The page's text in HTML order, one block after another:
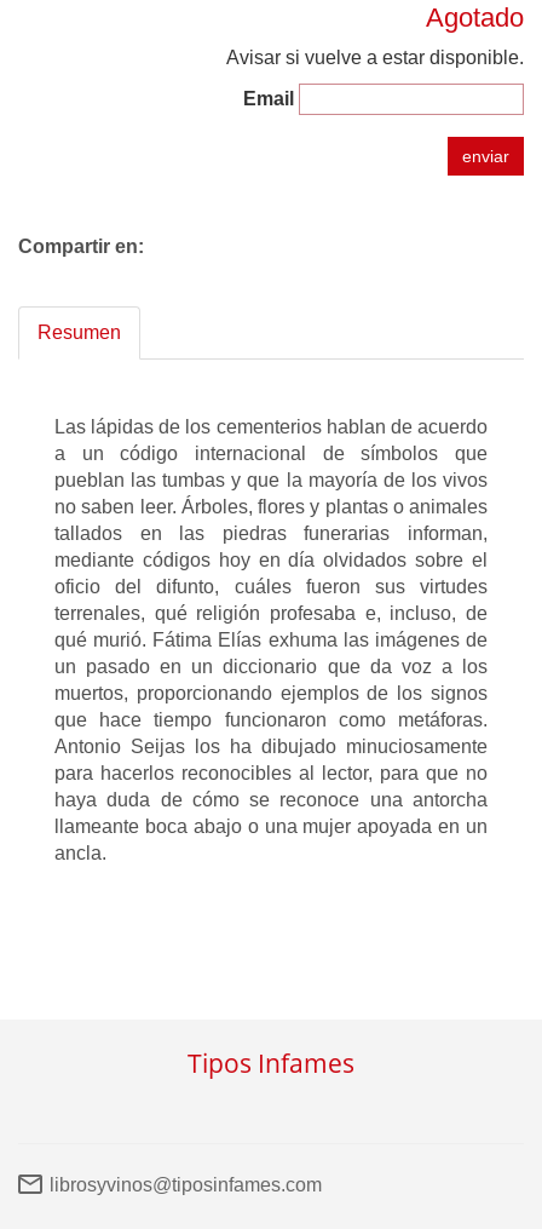
Agotado
Avisar si vuelve a estar disponible.
Email
enviar
Compartir en:
Resumen
Las lápidas de los cementerios hablan de acuerdo
a un código internacional de símbolos que
pueblan las tumbas y que la mayoría de los vivos
no saben leer. Árboles, flores y plantas o animales
tallados en las piedras funerarias informan,
mediante códigos hoy en día olvidados sobre el
oficio del difunto, cuáles fueron sus virtudes
terrenales, qué religión profesaba e, incluso, de
qué murió. Fátima Elías exhuma las imágenes de
un pasado en un diccionario que da voz a los
muertos, proporcionando ejemplos de los signos
que hace tiempo funcionaron como metáforas.
Antonio Seijas los ha dibujado minuciosamente
para hacerlos reconocibles al lector, para que no
haya duda de cómo se reconoce una antorcha
llameante boca abajo o una mujer apoyada en un
ancla.
Tipos Infames
librosyvinos@tiposinfames.com